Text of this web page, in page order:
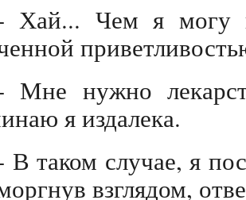
Хай... Чем я могу
Мне нужно
я издалека.
В таком случае, я
взглядом,